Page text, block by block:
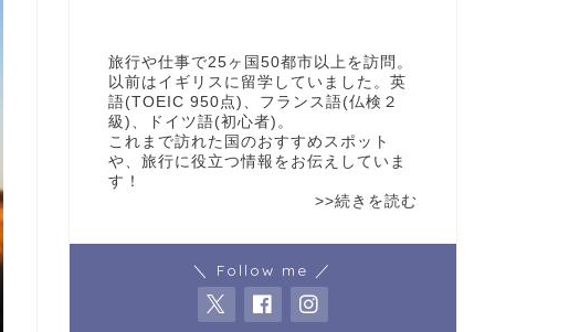
旅行や仕事で25ヶ国50都市以上を訪問。
以前はイギリスに留学していました。英
語(TOEIC 950点)、フランス語(仏検２
級)、ドイツ語(初心者)。
これまで訪れた国のおすすめスポット
や、旅行に役立つ情報をお伝えしていま
す！
>>続きを読む
＼ Follow me ／